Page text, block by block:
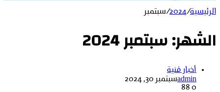
الرئيسية/
2024
/سبتمبر
الشهر:سبتمبر 2024
أخبار فنية
adminسبتمبر 30, 2024
0